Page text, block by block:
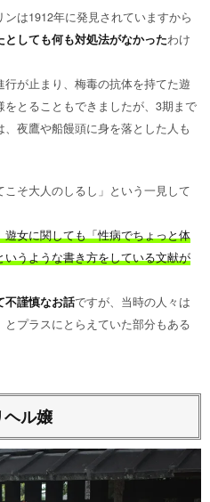
は1912年に発見されていますから
としても何も対処法がなかったわけ
が止まり、梅毒の抗体を持てた遊
とることもできましたが、3期まで
夜鷹や船饅頭に身を落とした人も
そ大人のしるし」という一見して
女に関しても「性病でちょっと体
うような書き方をしている文献が
不謹慎なお話ですが、当時の人々は
プラスにとらえていた部分もある
ル嬢